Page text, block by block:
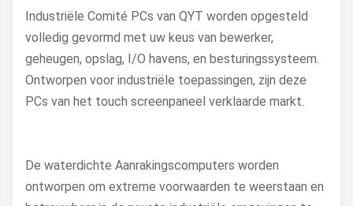
Industriële Comité PCs van QYT worden opgesteld
volledig gevormd met uw keus van bewerker,
geheugen, opslag, I/O havens, en besturingssysteem.
Ontworpen voor industriële toepassingen, zijn deze
PCs van het touch screenpaneel verklaarde markt.
De waterdichte Aanrakingscomputers worden
ontworpen om extreme voorwaarden te weerstaan en